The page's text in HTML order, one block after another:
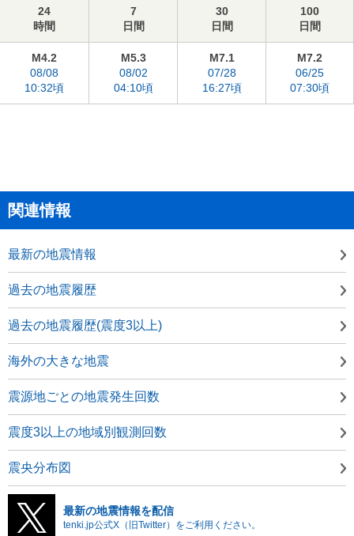
24
時間
7
日間
30
日間
100
日間
M4.2
08/08
10:32頃
M5.3
08/02
04:10頃
M7.1
07/28
16:27頃
M7.2
06/25
07:30頃
関連情報
最新の地震情報
過去の地震履歴
過去の地震履歴(震度3以上)
海外の大きな地震
震源地ごとの地震発生回数
震度3以上の地域別観測回数
震央分布図
最新の地震情報を配信
tenki.jp公式X（旧Twitter）をご利用ください。